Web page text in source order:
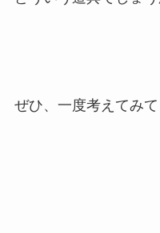
ぜひ、一度考えてみて